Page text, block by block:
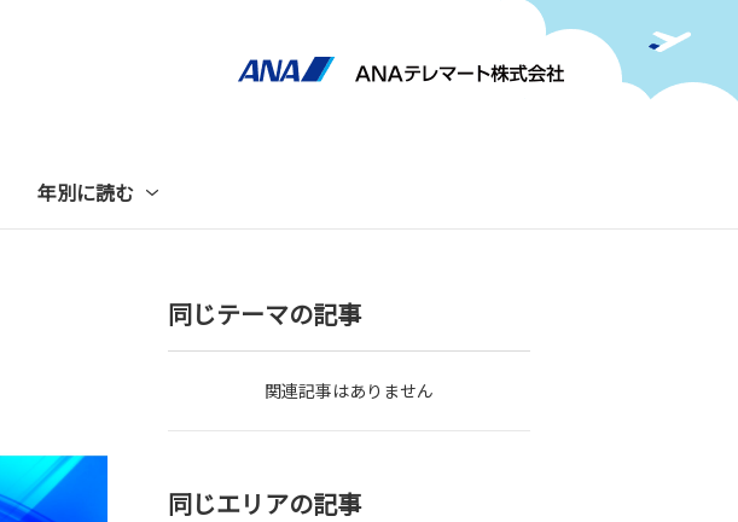
年別に読む
同じテーマの記事
関連記事はありません
同じエリアの記事